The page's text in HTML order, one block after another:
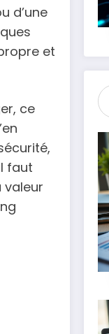
d’une
et
ce
faut